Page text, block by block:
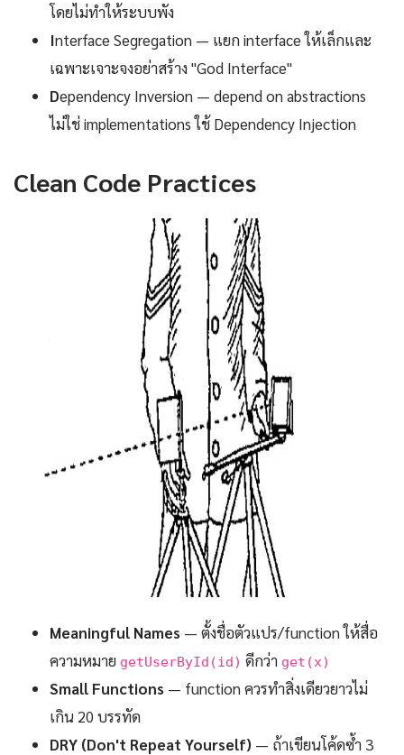
โดยไม่ทำให้ระบบพัง
Interface Segregation — แยก interface ให้เล็กและ
เฉพาะเจาะจงอย่าสร้าง "God Interface"
Dependency Inversion — depend on abstractions
ไม่ใช่ implementations ใช้ Dependency Injection
Clean Code Practices
Meaningful Names — ตั้งชื่อตัวแปร/function ให้สื่อ
ความหมาย getUserById(id) ดีกว่า get(x)
Small Functions — function ควรทำสิ่งเดียวยาวไม่
เกิน 20 บรรทัด
DRY (Don't Repeat Yourself) — ถ้าเขียนโค้ดซ้ำ 3